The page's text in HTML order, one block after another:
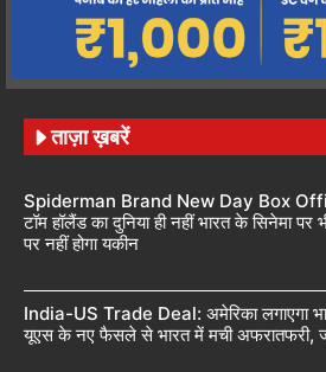
ताज़ा ख़बरें
Spiderman Brand New Day Box
टॉम हॉलैंड का दुनिया ही नहीं भारत के सिनेमा
पर नहीं होगा यकीन
India-US Trade Deal: अमेरिका लगाएगा
यूएस के नए फैसले से भारत में मची अफरातफरी,